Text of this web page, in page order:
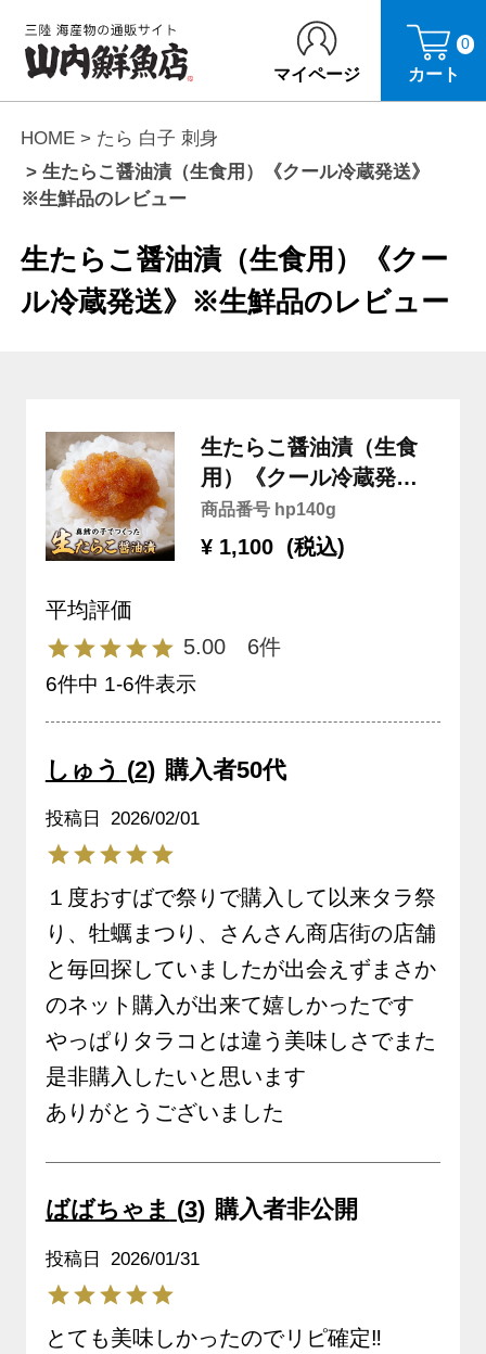
マイページ カート
0
HOME
たら 白子 刺身
生たらこ醤油漬（生食用）《クール冷蔵発送》
※生鮮品のレビュー
生たらこ醤油漬（生食用）《クー
ル冷蔵発送》※生鮮品のレビュー
生たらこ醤油漬（生食
用）《クール冷蔵発送》
※生鮮品
商品番号 hp140g
¥ 1,100 税込
5.00 6
6件中 1-6件表示
しゅう 2 購入者50代
投稿日 2026/02/01
１度おすばで祭りで購入して以来タラ祭
り、牡蠣まつり、さんさん商店街の店舗
と毎回探していましたが出会えずまさか
のネット購入が出来て嬉しかったです
やっぱりタラコとは違う美味しさでまた
是非購入したいと思います
ありがとうございました
ばばちゃま 3 購入者非公開
投稿日 2026/01/31
とても美味しかったのでリピ確定‼️